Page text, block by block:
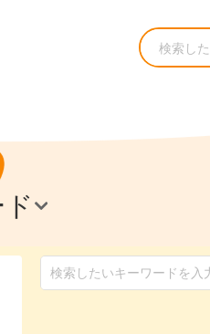
犬のケア・お手入れ
猫のケア・お手入れ